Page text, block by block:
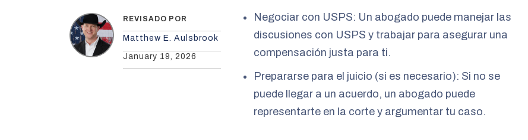
REVISADO POR
Matthew E. Aulsbrook
January 19, 2026
Negociar con USPS: Un abogado puede manejar las
discusiones con USPS y trabajar para asegurar una
compensación justa para ti.
Prepararse para el juicio (si es necesario): Si no se
puede llegar a un acuerdo, un abogado puede
representarte en la corte y argumentar tu caso.